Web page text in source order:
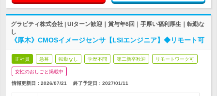
グラビティ株式会社 | UIターン歓迎｜賞与年6回｜手厚い福利厚生｜転勤な
し
《厚木》CMOSイメージセンサ【LSIエンジニア】◆リモート可
正社員 急募 転勤なし 学歴不問 第二新卒歓迎 リモートワーク可
女性のおしごと掲載中
情報更新日：2026/07/21 終了予定日： 2027/01/11